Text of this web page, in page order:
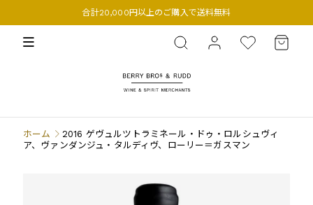
合計20,000円以上のご購入で送料無料
BERRY BROS. & RUDD
ホーム
2016 ゲヴュルツトラミネール・ドゥ・ロルシュヴィ
ア、ヴァンダンジュ・タルディヴ、ローリー＝ガスマン